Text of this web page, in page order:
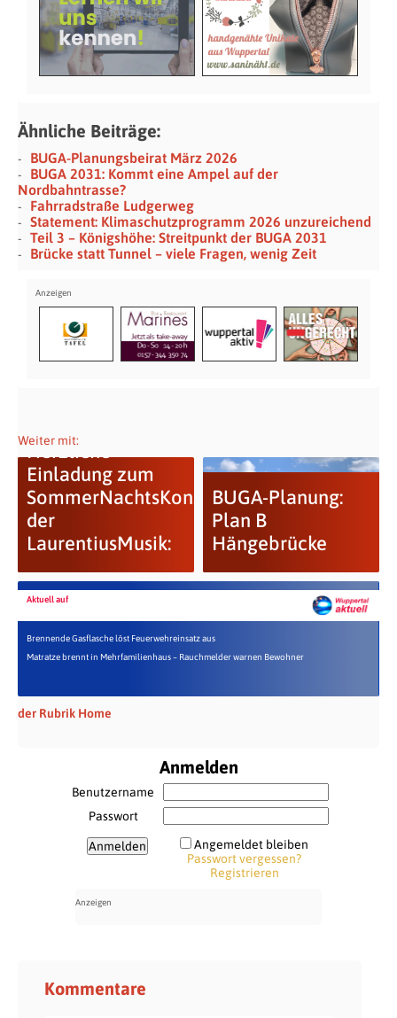
Ähnliche Beiträge:
BUGA-Planungsbeirat März 2026
BUGA 2031: Kommt eine Ampel auf der
Nordbahntrasse?
Fahrradstraße Ludgerweg
Statement: Klimaschutzprogramm 2026 unzureichend
Teil 3 – Königshöhe: Streitpunkt der BUGA 2031
Brücke statt Tunnel – viele Fragen, wenig Zeit
Weiter mit:
Herzliche
Einladung zum
SommerNachtsKonzert
der
LaurentiusMusik:
BUGA-Planung:
Plan B
Hängebrücke
Aktuell auf
Brennende Gasflasche löst Feuerwehreinsatz aus
Matratze brennt in Mehrfamilienhaus – Rauchmelder warnen Bewohner
der Rubrik Home
Anmelden
Benutzername
Passwort
Angemeldet bleiben
Passwort vergessen?
Registrieren
Kommentare